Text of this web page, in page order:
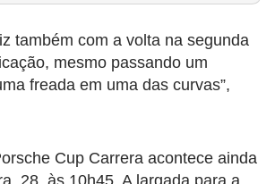
também com a volta na segunda
mesmo passando um
freada em uma das curvas”,
Cup Carrera acontece ainda
28, às 10h45. A largada para a